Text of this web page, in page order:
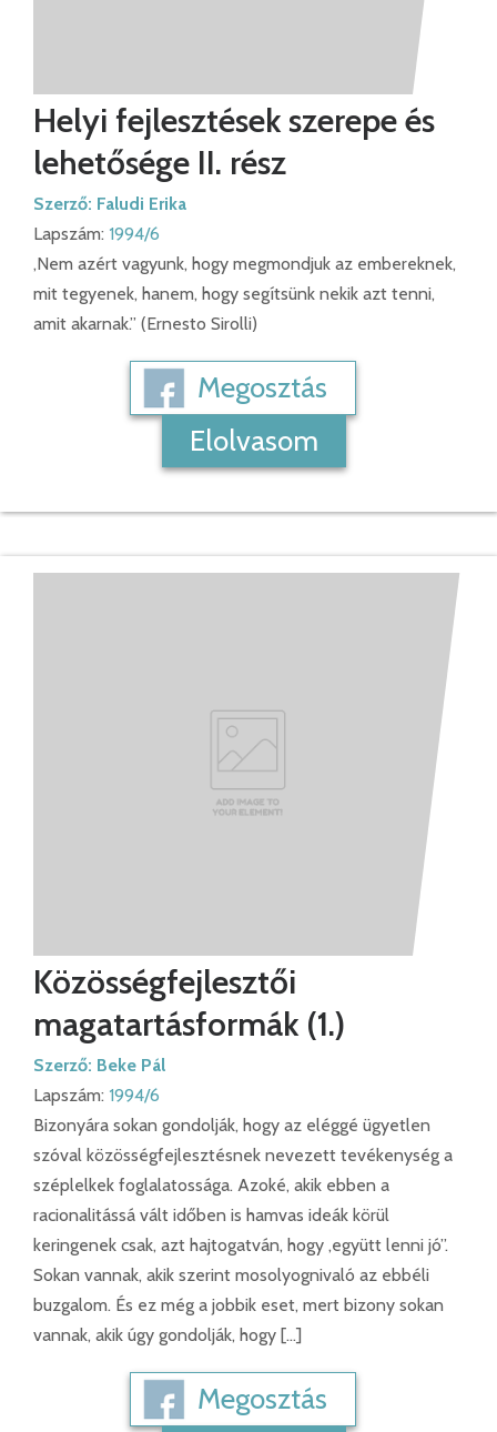
Helyi fejlesztések szerepe és
lehetősége II. rész
Szerző: Faludi Erika
Lapszám: 1994/6
,Nem azért vagyunk, hogy megmondjuk az embereknek,
mit tegyenek, hanem, hogy segítsünk nekik azt tenni,
amit akarnak.” (Ernesto Sirolli)
Megosztás
Elolvasom
Közösségfejlesztői
magatartásformák (1.)
Szerző: Beke Pál
Lapszám: 1994/6
Bizonyára sokan gondolják, hogy az eléggé ügyetlen
szóval közösségfejlesztésnek nevezett tevékenység a
széplelkek foglalatossága. Azoké, akik ebben a
racionalitássá vált időben is hamvas ideák körül
keringenek csak, azt hajtogatván, hogy ,együtt lenni jó”.
Sokan vannak, akik szerint mosolyognivaló az ebbéli
buzgalom. És ez még a jobbik eset, mert bizony sokan
vannak, akik úgy gondolják, hogy […]
Megosztás